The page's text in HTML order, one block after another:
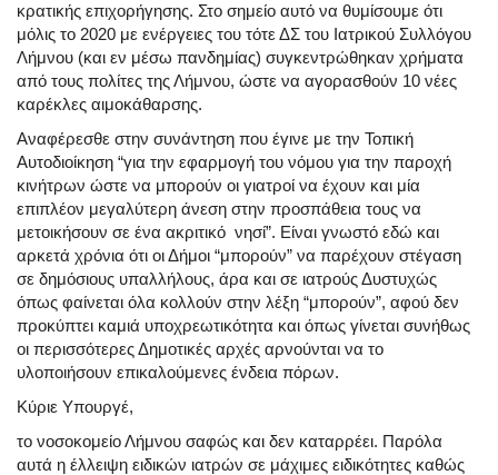
κρατικής επιχορήγησης. Στο σημείο αυτό να θυμίσουμε ότι
μόλις το 2020 με ενέργειες του τότε ΔΣ του Ιατρικού Συλλόγου
Λήμνου (και εν μέσω πανδημίας) συγκεντρώθηκαν χρήματα
από τους πολίτες της Λήμνου, ώστε να αγορασθούν 10 νέες
καρέκλες αιμοκάθαρσης.
Αναφέρεσθε στην συνάντηση που έγινε με την Τοπική
Αυτοδιοίκηση “για την εφαρμογή του νόμου για την παροχή
κινήτρων ώστε να μπορούν οι γιατροί να έχουν και μία
επιπλέον μεγαλύτερη άνεση στην προσπάθεια τους να
μετοικήσουν σε ένα ακριτικό νησί”. Είναι γνωστό εδώ και
αρκετά χρόνια ότι οι Δήμοι “μπορούν” να παρέχουν στέγαση
σε δημόσιους υπαλλήλους, άρα και σε ιατρούς Δυστυχώς
όπως φαίνεται όλα κολλούν στην λέξη “μπορούν”, αφού δεν
προκύπτει καμιά υποχρεωτικότητα και όπως γίνεται συνήθως
οι περισσότερες Δημοτικές αρχές αρνούνται να το
υλοποιήσουν επικαλούμενες ένδεια πόρων.
Κύριε Υπουργέ,
το νοσοκομείο Λήμνου σαφώς και δεν καταρρέει. Παρόλα
αυτά η έλλειψη ειδικών ιατρών σε μάχιμες ειδικότητες καθώς